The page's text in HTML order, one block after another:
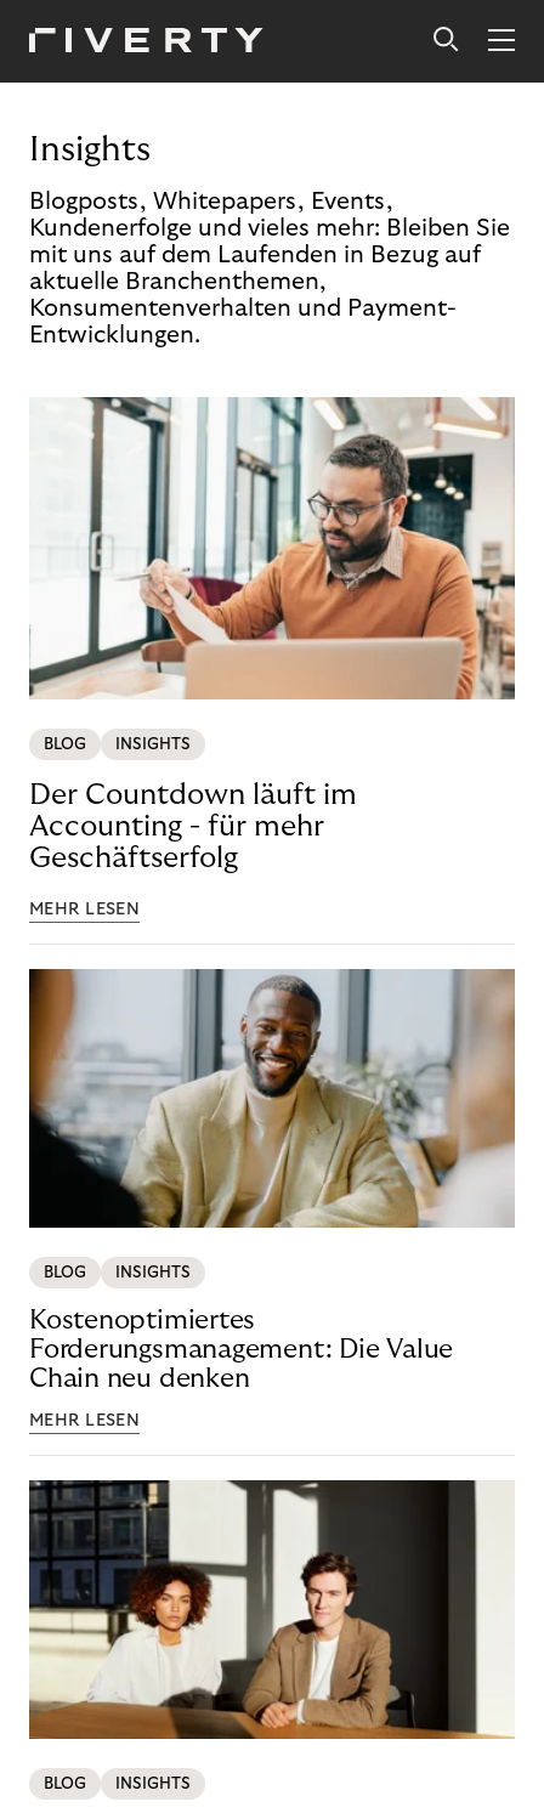
Insights
Blogposts, Whitepapers, Events,
Kundenerfolge und vieles mehr: Bleiben Sie
mit uns auf dem Laufenden in Bezug auf
aktuelle Branchenthemen,
Konsumentenverhalten und Payment-
Entwicklungen.
BLOG INSIGHTS
Der Countdown läuft im
Accounting - für mehr
Geschäftserfolg
MEHR LESEN
BLOG INSIGHTS
Kostenoptimiertes
Forderungsmanagement: Die Value
Chain neu denken
MEHR LESEN
BLOG INSIGHTS